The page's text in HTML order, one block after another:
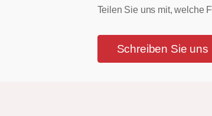
Teilen Sie uns mit, welche
Schreiben Sie uns